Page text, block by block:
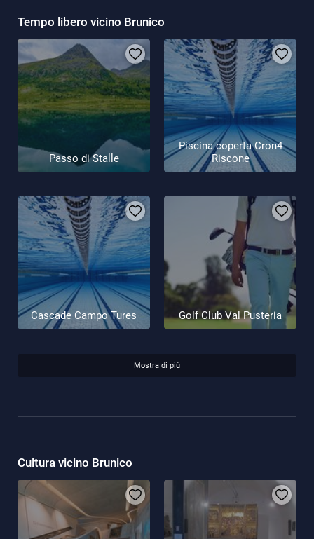
Tempo libero vicino Brunico
Passo di Stalle
Piscina coperta Cron4
Riscone
Cascade Campo Tures Golf Club Val Pusteria
Mostra di più
Cultura vicino Brunico